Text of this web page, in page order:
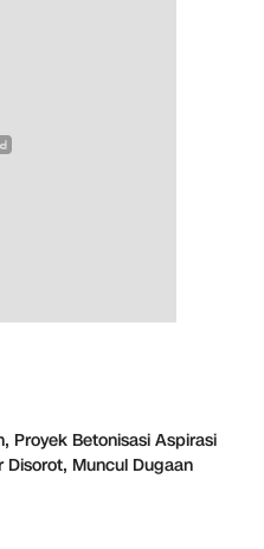
Proyek Betonisasi Aspirasi
Disorot, Muncul Dugaan